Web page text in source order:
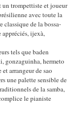
un trompettiste et joueur
avec toute la
de la bossa-
ijexà,
tels que baden
gonzaguinha, hermeto
arrangeur de sao
une palette sensible de
de la samba,
le pianiste